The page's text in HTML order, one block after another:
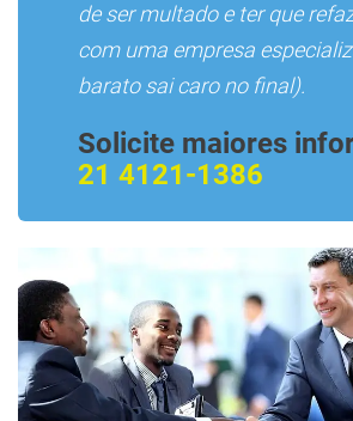
de ser multado e ter que
com uma empresa
barato sai caro no final).
Solicite maiores
21 4121-1386